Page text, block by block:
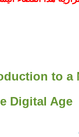
to a
Digital Age